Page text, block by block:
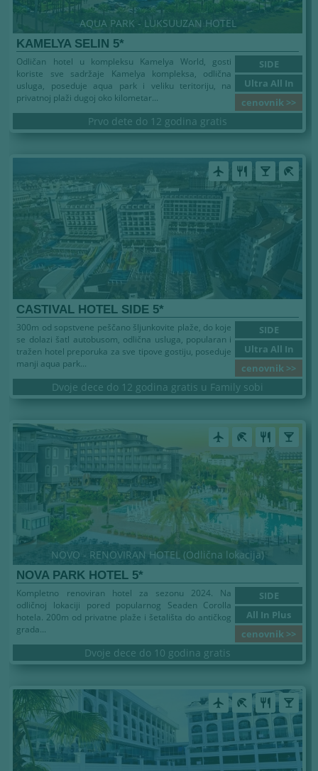
AQUA PARK - LUKSUUZAN HOTEL
KAMELYA SELIN 5*
SIDE
Ultra All In
cenovnik >>
Odličan hotel u kompleksu Kamelya World, gosti
koriste sve sadržaje Kamelya kompleksa, odlična
usluga, poseduje aqua park i veliku teritoriju, na
privatnoj plaži dugoj oko kilometar...
Prvo dete do 12 godina gratis
airplanemode_active restaurant local_bar beach_access
CASTIVAL HOTEL SIDE 5*
SIDE
Ultra All In
cenovnik >>
300m od sopstvene peščano šljunkovite plaže, do koje
se dolazi šatl autobusom, odlična usluga, popularan i
tražen hotel preporuka za sve tipove gostiju, poseduje
manji aqua park...
Dvoje dece do 12 godina gratis u Family sobi
airplanemode_active beach_access restaurant local_bar
NOVO - RENOVIRAN HOTEL (Odlična lokacija)
NOVA PARK HOTEL 5*
SIDE
All In Plus
cenovnik >>
Kompletno renoviran hotel za sezonu 2024. Na
odličnoj lokaciji pored popularnog Seaden Corolla
hotela. 200m od privatne plaže i šetališta do antičkog
grada...
Dvoje dece do 10 godina gratis
airplanemode_active beach_access restaurant local_bar